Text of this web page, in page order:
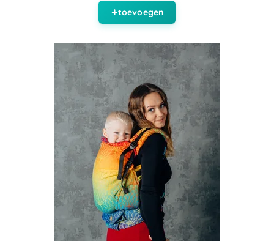
toevoegen